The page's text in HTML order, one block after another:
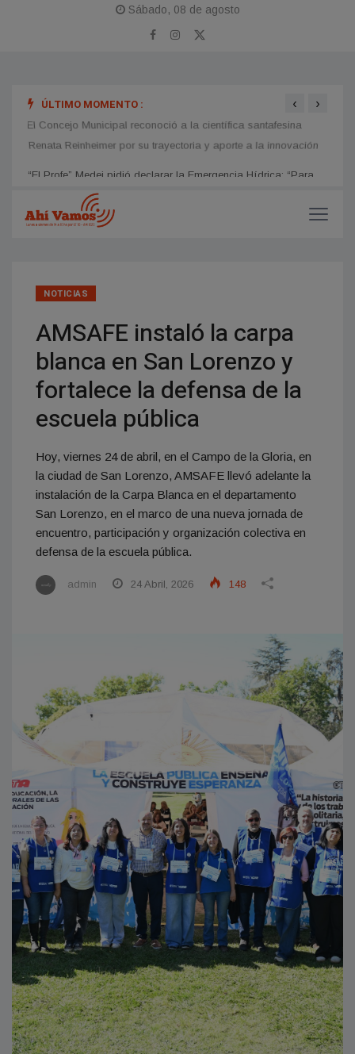
Sábado, 08 de agosto
ÚLTIMO MOMENTO :
El Concejo Municipal reconoció a la científica santafesina
Renata Reinheimer por su trayectoria y aporte a la innovación
‹ ›
NOTICIAS
AMSAFE instaló la carpa
blanca en San Lorenzo y
fortalece la defensa de la
escuela pública
Hoy, viernes 24 de abril, en el Campo de la Gloria, en
la ciudad de San Lorenzo, AMSAFE llevó adelante la
instalación de la Carpa Blanca en el departamento
San Lorenzo, en el marco de una nueva jornada de
encuentro, participación y organización colectiva en
defensa de la escuela pública.
admin 24 Abril, 2026 148